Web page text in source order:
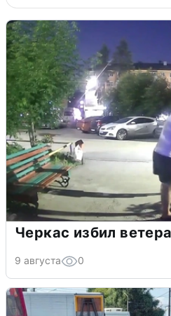
Черкас избил
9 августа 0